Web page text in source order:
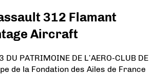
312 Flamant
Aircraft
DU PATRIMOINE DE L’AERO-CLUB DE
de la Fondation des Ailes de France